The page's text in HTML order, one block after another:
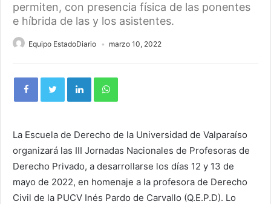
permiten, con presencia física de las ponentes
e híbrida de las y los asistentes.
Equipo EstadoDiario marzo 10, 2022
La Escuela de Derecho de la Universidad de Valparaíso
organizará las III Jornadas Nacionales de Profesoras de
Derecho Privado, a desarrollarse los días 12 y 13 de
mayo de 2022, en homenaje a la profesora de Derecho
Civil de la PUCV Inés Pardo de Carvallo (Q.E.P.D). Lo